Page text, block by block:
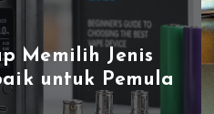
Memilih Jenis
untuk Pemula